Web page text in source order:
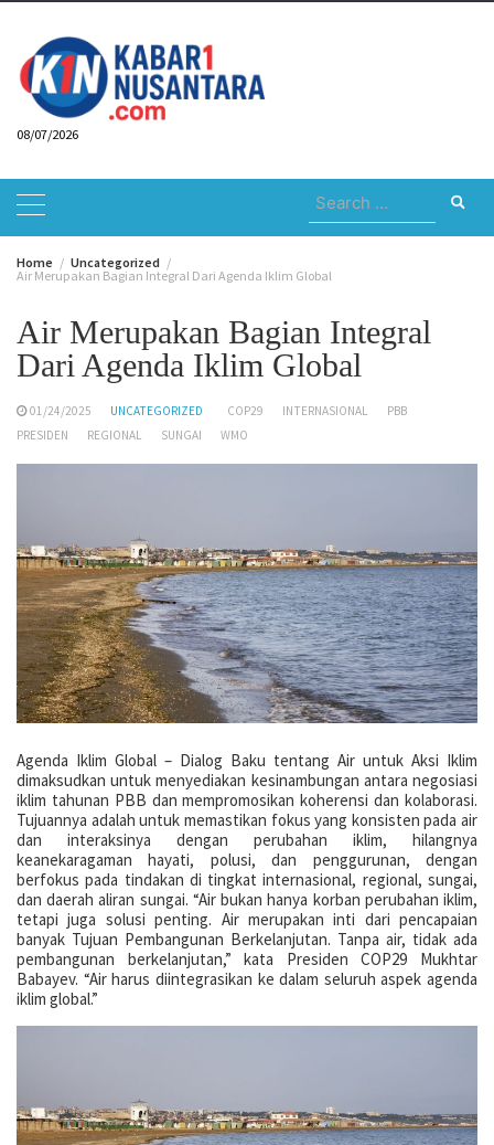
content
08/07/2026
Search
for:
Home
Uncategorized
Air Merupakan Bagian Integral Dari Agenda Iklim Global
Air Merupakan Bagian Integral
Dari Agenda Iklim Global
01/24/2025 UNCATEGORIZED COP29 INTERNASIONAL
PBB
PRESIDEN
REGIONAL SUNGAI WMO
Agenda Iklim Global – Dialog Baku tentang Air untuk Aksi Iklim
dimaksudkan untuk menyediakan kesinambungan antara negosiasi
iklim tahunan PBB dan mempromosikan koherensi dan kolaborasi.
Tujuannya adalah untuk memastikan fokus yang konsisten pada air
dan interaksinya dengan perubahan iklim, hilangnya
keanekaragaman hayati, polusi, dan penggurunan, dengan
berfokus pada tindakan di tingkat internasional, regional, sungai,
dan daerah aliran sungai. “Air bukan hanya korban perubahan iklim,
tetapi juga solusi penting. Air merupakan inti dari pencapaian
banyak Tujuan Pembangunan Berkelanjutan. Tanpa air, tidak ada
pembangunan berkelanjutan,” kata Presiden COP29 Mukhtar
Babayev. “Air harus diintegrasikan ke dalam seluruh aspek agenda
iklim global.”